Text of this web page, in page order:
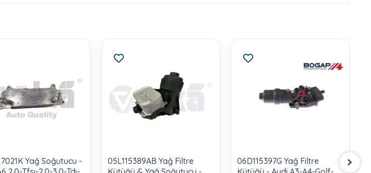
Yağ Soğutucu -
05L115389AB Yağ Filtre
06D115397G Yağ Filtre